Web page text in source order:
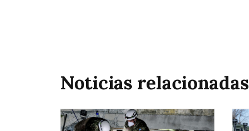
Noticias relacionadas